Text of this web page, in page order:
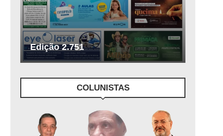
Edição 2.751
COLUNISTAS